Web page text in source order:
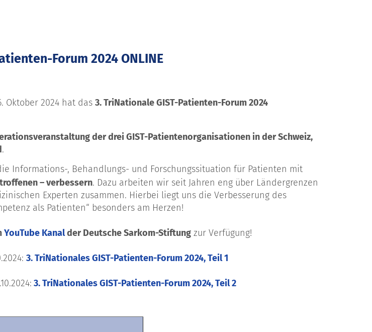
Forum 2024 ONLINE
Oktober 2024 hat das 3. TriNationale GIST-Patienten-Forum 2024
der drei GIST-Patientenorganisationen in der Schweiz,
.
Informations-, Behandlungs- und Forschungssituation für Patienten mit
– verbessern. Dazu arbeiten wir seit Jahren eng über Ländergrenzen
Experten zusammen. Hierbei liegt uns die Verbesserung des
als Patienten“ besonders am Herzen!
YouTube Kanalder Deutsche Sarkom-Stiftung zur Verfügung!
3. TriNationales GIST-Patienten-Forum 2024, Teil 1
3. TriNationales GIST-Patienten-Forum 2024, Teil 2